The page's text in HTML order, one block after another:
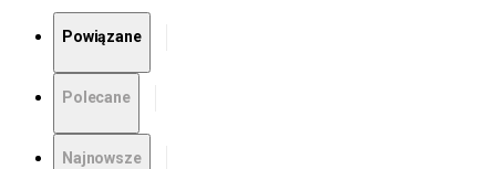
Powiązane
Polecane
Najnowsze